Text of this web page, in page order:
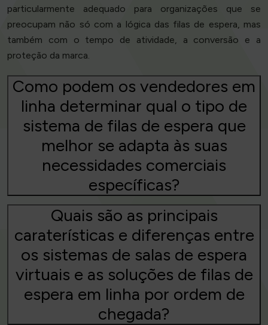
particularmente adequado para organizações que se
preocupam não só com a lógica das filas de espera, mas
também com o tempo de atividade, a conversão e a
proteção da marca.
Como podem os vendedores em
linha determinar qual o tipo de
sistema de filas de espera que
melhor se adapta às suas
necessidades comerciais
específicas?
Quais são as principais
caraterísticas e diferenças entre
os sistemas de salas de espera
virtuais e as soluções de filas de
espera em linha por ordem de
chegada?